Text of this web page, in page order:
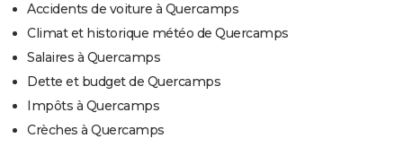
Accidents de voiture à Quercamps
Climat et historique météo de Quercamps
Salaires à Quercamps
Dette et budget de Quercamps
Impôts à Quercamps
Crèches à Quercamps